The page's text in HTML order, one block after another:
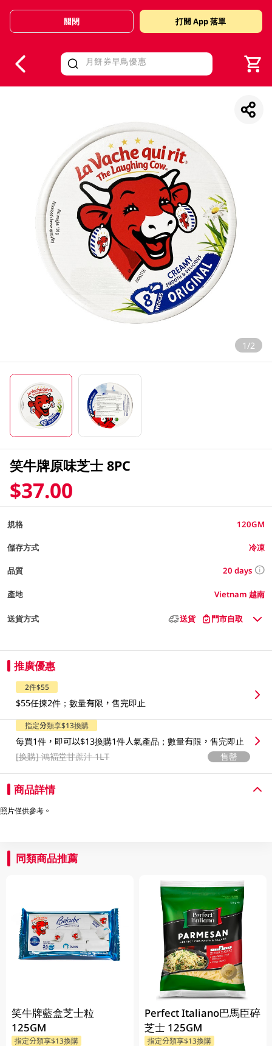
Valid Until 30 June 2026
關閉 打開 App 落單
1/2
笑牛牌原味芝士 8PC
$37.00
規格 120GM
儲存方式 冷凍
品質 20 days
產地 Vietnam 越南
送貨方式 送貨 門市自取
推廣優惠
2件$55
$55任揀2件；數量有限，售完即止
指定分類享$13換購
每買1件，即可以$13換購1件人氣產品；數量有限，售完即止
[换購]鴻褔堂甘蔗汁 1LT 售罄
商品詳情
照片僅供參考。
同類商品推薦
笑牛牌藍盒芝士粒
125GM
指定分類享$13換購
Perfect Italiano巴馬臣碎
芝士 125GM
指定分類享$13換購